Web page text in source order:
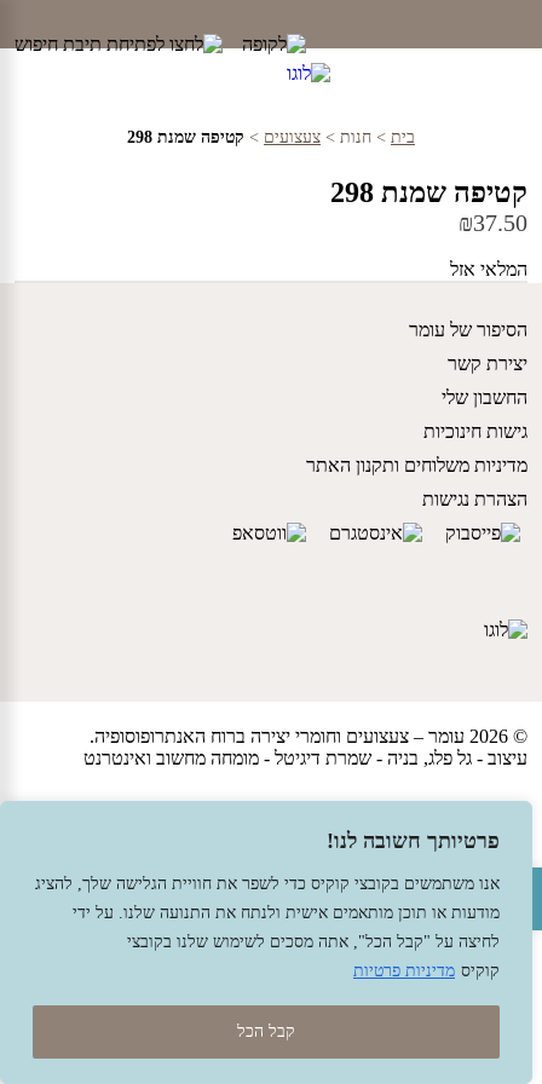
פתח סרגל נגישות
פרטיותך חשובה לנו!
אנו משתמשים בקובצי קוקיס כדי לשפר את חוויית הגלישה שלך, להציג
מודעות או תוכן מותאמים אישית ולנתח את התנועה שלנו. על ידי
לחיצה על "קבל הכל", אתה מסכים לשימוש שלנו בקובצי
קוקיס מדיניות פרטיות
קבל הכל
content
בית > חנות > צעצועים > קטיפה שמנת 298
קטיפה שמנת 298
₪37.50
המלאי אזל
הסיפור של עומר
יצירת קשר
החשבון שלי
גישות חינוכיות
מדיניות משלוחים ותקנון האתר
הצהרת נגישות
© 2026 עומר – צעצועים וחומרי יצירה ברוח האנתרופוסופיה.
עיצוב - גל פלג, בניה - שמרת דיגיטל - מומחה מחשוב ואינטרנט